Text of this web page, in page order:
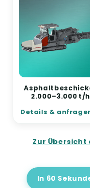
2.000–3.000 t/h
Details &
Zur
In 60